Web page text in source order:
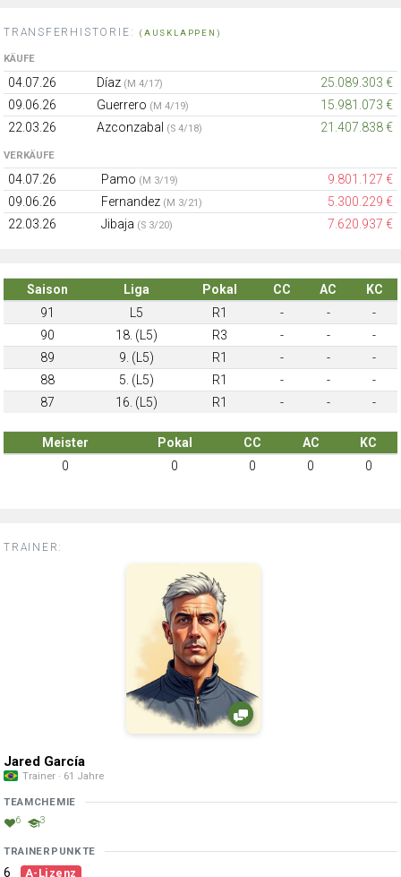
TRANSFERHISTORIE: (AUSKLAPPEN)
KÄUFE
04.07.26 Díaz (M 4/17)
25.089.303 €
09.06.26
Guerrero (M 4/19)
15.981.073 €
22.03.26
Azconzabal (S 4/18) 21.407.838 €
VERKÄUFE
04.07.26 Pamo (M 3/19)
9.801.127 €
09.06.26
Fernandez (M 3/21)
5.300.229 €
22.03.26
Jibaja (S 3/20) 7.620.937 €
Saison Liga Pokal CC AC
KC
91
L5 R1 - -
-
90
18. (L5) R3 - -
-
89
9. (L5) R1 - -
-
88
5. (L5) R1 - -
-
87
16. (L5) R1 - - -
Meister Pokal CC AC
KC
0
0 0 0 0
TRAINER:
Jared García
Trainer · 61 Jahre
TEAMCHEMIE
6 3
TRAINERPUNKTE
6 A-Lizenz